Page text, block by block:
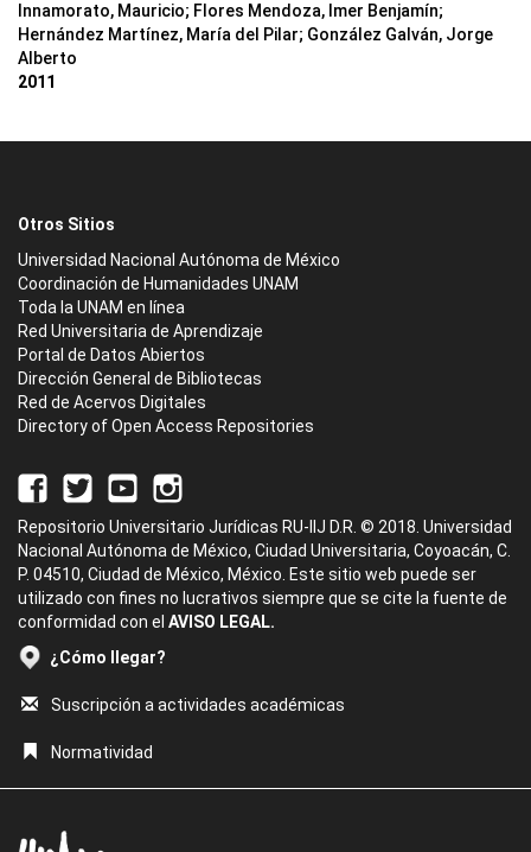
Innamorato, Mauricio; Flores Mendoza, Imer Benjamín;
Hernández Martínez, María del Pilar; González Galván, Jorge
Alberto
2011
Otros Sitios
Universidad Nacional Autónoma de México
Coordinación de Humanidades UNAM
Toda la UNAM en línea
Red Universitaria de Aprendizaje
Portal de Datos Abiertos
Dirección General de Bibliotecas
Red de Acervos Digitales
Directory of Open Access Repositories
Repositorio Universitario Jurídicas RU-IIJ D.R. © 2018. Universidad
Nacional Autónoma de México, Ciudad Universitaria, Coyoacán, C.
P. 04510, Ciudad de México, México. Este sitio web puede ser
utilizado con fines no lucrativos siempre que se cite la fuente de
conformidad con el AVISO LEGAL.
¿Cómo llegar?
Suscripción a actividades académicas
Normatividad